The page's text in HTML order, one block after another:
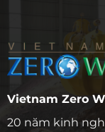
Vietnam Zero
20 năm kinh